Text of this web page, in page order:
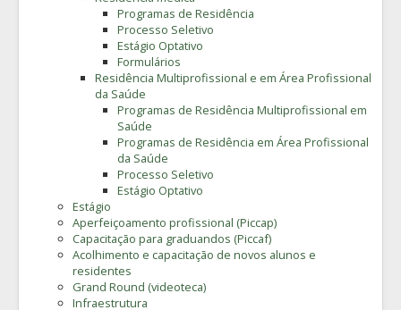
Programas de Residência
Processo Seletivo
Estágio Optativo
Formulários
Residência Multiprofissional e em Área Profissional
da Saúde
Programas de Residência Multiprofissional em
Saúde
Programas de Residência em Área Profissional
da Saúde
Processo Seletivo
Estágio Optativo
Estágio
Aperfeiçoamento profissional (Piccap)
Capacitação para graduandos (Piccaf)
Acolhimento e capacitação de novos alunos e
residentes
Grand Round (videoteca)
Infraestrutura